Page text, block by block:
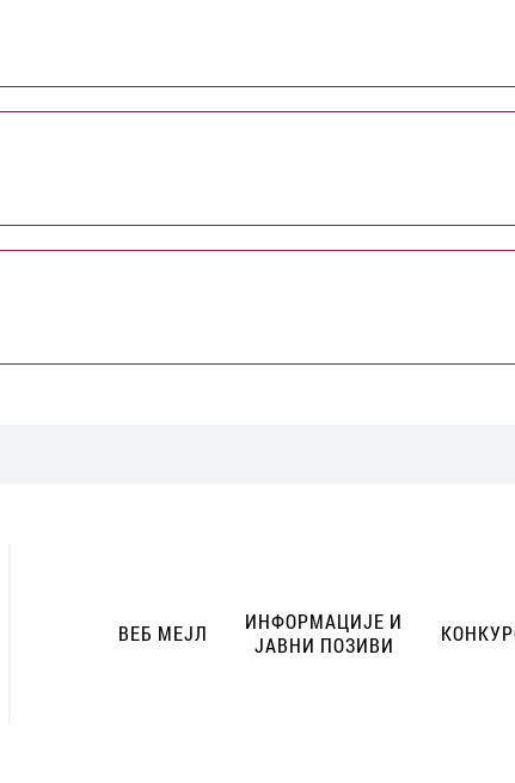
ВЕБ МЕЈЛ
ИНФОРМАЦИЈЕ И
ЈАВНИ ПОЗИВИ